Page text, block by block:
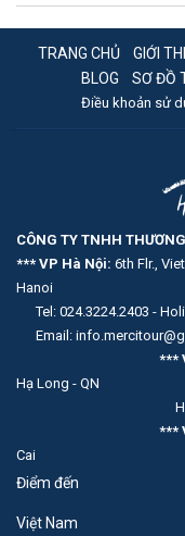
TRANG CHỦ GIỚI
BLOG
SƠ ĐỒ
Điều khoản sử
CÔNG TY TNHH
*** VP Hà Nội: 6th Flr.,
Hanoi
Tel: 024.3224.2403 -
Email:
***
Hạ Long - QN
Hotline:
***
Cai
Điểm đến
Việt Nam